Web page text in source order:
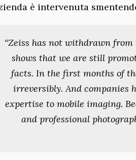
è intervenuta
“Zeiss has not withdrawn
shows that we are still
facts. In the first months of
irreversibly. And companies
expertise to mobile imaging.
and professional